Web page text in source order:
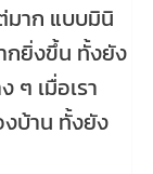
มาก แบบมินิ
กยิ่งขึ้น ทั้งยัง
ๆ เมื่อเรา
งบ้าน ทั้งยัง